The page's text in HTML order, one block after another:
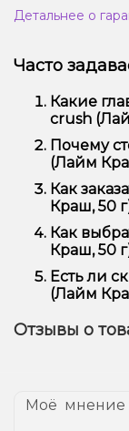
Детальнее о
Часто
Какие
crush
Табак
Почему
(Лайм
Мы
широкий
доставку.
скидки для
Как
Краш, 50
Оформить
50 г)
Как
Краш, 50
Выбор
если это
чаши, если
Есть ли
(Лайм
Отзывы о